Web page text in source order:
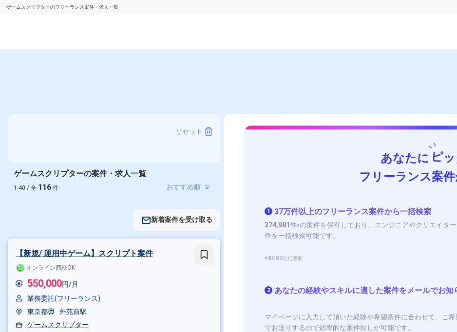
ゲームスクリプターのフリーランス案件・求人一覧
リセット
ゲームスクリプターの案件・求人一覧
1-40 / 全 116 件
新着案件を受け取る
【新規/ 運用中ゲーム】スクリプト案件
オンライン商談OK
550,000円/月
業務委託(フリーランス)
東京都
外苑前駅
ゲームスクリプター
あなたに ピ
フリーランス案
1 37万件以上のフリーランス案件から一括検索
374,981件※の案件を保有しており、エンジニアやクリエイタ
件を一括検索可能です。
※ 8月8日(土)更新
2 あなたの経験やスキルに適した案件をメールでお知
マイページに入力して頂いた経験や希望条件に合わせて、ご
でお送りするので効率的な案件探しが可能です。